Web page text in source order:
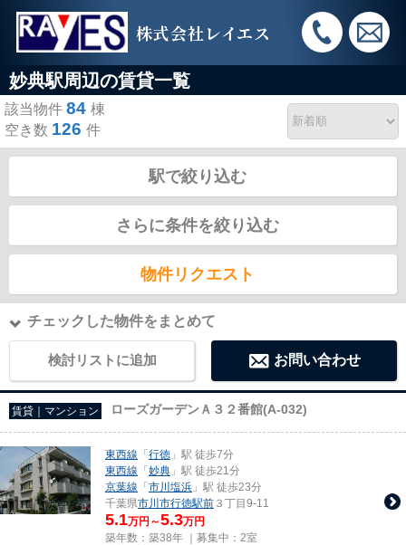
株式会社レイエス
妙典駅周辺の賃貸一覧
該当物件 84 棟
空き数 126 件
駅で絞り込む
さらに条件を絞り込む
物件リクエスト
チェックした物件をまとめて
検討リストに追加 お問い合わせ
賃貸｜マンション ローズガーデンＡ３２番館(A-032)
東西線 「行徳 」駅 徒歩7分
東西線 「妙典 」駅 徒歩21分
京葉線 「市川塩浜 」駅 徒歩23分
千葉県市川市行徳駅前 ３丁目9-11
5.1万円～5.3万円
築年数：築38年 ｜募集中： 2室